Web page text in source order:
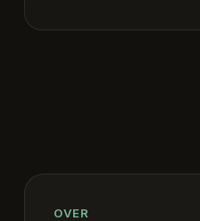
Over
OVER